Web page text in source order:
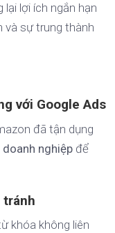
lợi ích ngắn hạn
và sự trung thành
với Google Ads
đã tận dụng
nghiệp để
tránh
khóa không liên